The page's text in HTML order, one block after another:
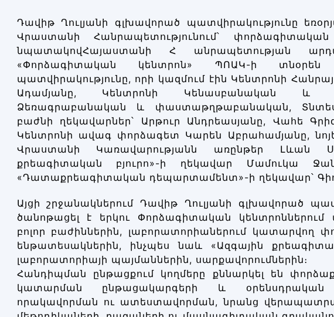
Դավիթ Ղուլյանի գլխավորած պատվիրակությունը
Վրաստանի Հանրապետությունում՝
նպատակովՀայաստանի Հ անրապետության
«Փորձագիտական կենտրոն» ՊՈԱԿ-ի տնօրեն
պատվիրակությունը, որի կազմում էին Կենտրոնի
Ադամյանը, Կենտրոնի Կենասբանական և
Ձեռագրաբանական և փաստաթղթաբանական,
բաժնի ղեկավարներ՝ Արթուր Անդրեասյանը, Վահե
Կենտրոնի ավագ փորձագետ Կարեն Աբրահամյանը,
Վրաստանի Կառավարությանն առընթեր Լևան
քրեագիտական բյուրո»-ի ղեկավար Մամուկա
«Դատաքրեագիտական դեպարտամենտ»-ի ղեկավար՝
Այցի շրջանակներում Դավիթ Ղուլյանի գլխավորած
ծանոթացել է երկու Փորձագիտական կենտրոններում
բոլոր բաժիններին, լաբորատորիաներում կատարվող
ենթատեսակներին, ինչպես նաև «Ազգային
լաբորատորիայի պայմաններին, սարքավորումներին։
Հանդիպման ընթացքում կողմերը քննարկել են
կատարման ընթացակարգերի և օրենսդրական
որակավորման ու ատեստավորման, նրանց